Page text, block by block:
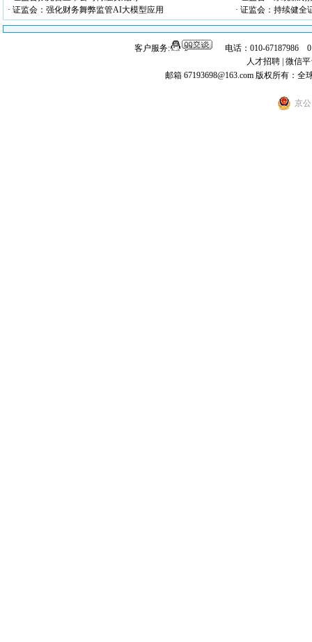
· 证监会：强化财务舞弊监管AI大模型应用
· 证监会：持续健全
客户服务:
电话：010-67187986
人才招聘 微信
邮箱 67193698@163.com 版权所有：全
京公